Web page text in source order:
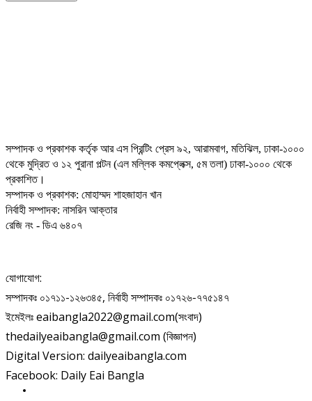
সম্পাদক ও প্রকাশক কর্তৃক আর এস প্রিন্টিং প্রেস ৯২, আরামবাগ, মতিঝিল, ঢাকা-১০০০
থেকে মুদ্রিত ও ১২ পুরানা পল্টন (এল মল্লিক কমপ্লেক্স, ৫ম তলা) ঢাকা-১০০০ থেকে
প্রকাশিত।
সম্পাদক ও প্রকাশক: মোহাম্মদ শাহজাহান খান
নির্বাহী সম্পাদক: নাসরিন আক্তার
রেজি নং - ডিএ ৬৪০৭
যোগাযোগ:
সম্পাদকঃ ০১৭১১-১২৬৩৪৫, নির্বাহী সম্পাদকঃ ০১৭২৬-৭৭৫১৪৭
ইমেইলঃ eaibangla2022@gmail.com(সংবাদ)
thedailyeaibangla@gmail.com (বিজ্ঞাপন)
Digital Version: dailyeaibangla.com
Facebook: Daily Eai Bangla